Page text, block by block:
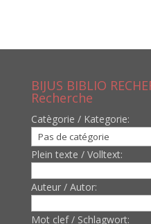
BIJUS BIBLIO
Recherche
Catègorie / Kategorie:
Plein texte / Volltext:
Auteur / Autor:
Mot clef / Schlagwort: